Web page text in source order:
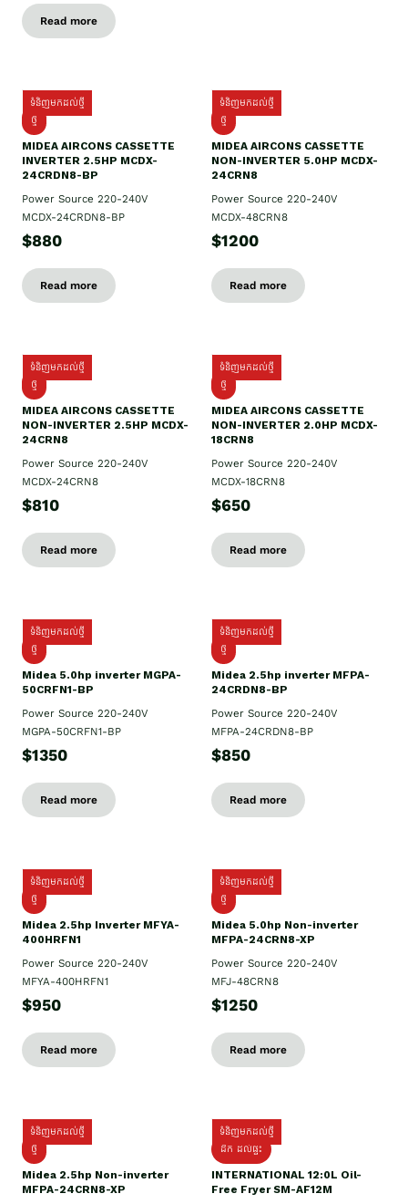
Read more
ទំនិញមកដល់ថ្មី
ថ្មី
MIDEA AIRCONS CASSETTE
INVERTER 2.5HP MCDX-
24CRDN8-BP
Power Source 220-240V
MCDX-24CRDN8-BP
$880
Read more
ទំនិញមកដល់ថ្មី
ថ្មី
MIDEA AIRCONS CASSETTE
NON-INVERTER 5.0HP MCDX-
24CRN8
Power Source 220-240V
MCDX-48CRN8
$1200
Read more
ទំនិញមកដល់ថ្មី
ថ្មី
MIDEA AIRCONS CASSETTE
NON-INVERTER 2.5HP MCDX-
24CRN8
Power Source 220-240V
MCDX-24CRN8
$810
Read more
ទំនិញមកដល់ថ្មី
ថ្មី
MIDEA AIRCONS CASSETTE
NON-INVERTER 2.0HP MCDX-
18CRN8
Power Source 220-240V
MCDX-18CRN8
$650
Read more
ទំនិញមកដល់ថ្មី
ថ្មី
Midea 5.0hp inverter MGPA-
50CRFN1-BP
Power Source 220-240V
MGPA-50CRFN1-BP
$1350
Read more
ទំនិញមកដល់ថ្មី
ថ្មី
Midea 2.5hp​ inverter MFPA-
24CRDN8-BP
Power Source 220-240V
MFPA-24CRDN8-BP
$850
Read more
ទំនិញមកដល់ថ្មី
ថ្មី
Midea 2.5hp Inverter MFYA-
400HRFN1
Power Source 220-240V
MFYA-400HRFN1
$950
Read more
ទំនិញមកដល់ថ្មី
ថ្មី
Midea 5.0hp Non-inverter
MFPA-24CRN8-XP
Power Source 220-240V
MFJ-48CRN8
$1250
Read more
ទំនិញមកដល់ថ្មី
ថ្មី
Midea 2.5hp Non-inverter
MFPA-24CRN8-XP
ទំនិញមកដល់ថ្មី
ដឹក​ ដល់ផ្ទះ
INTERNATIONAL 12:0L Oil-
Free Fryer SM-AF12M